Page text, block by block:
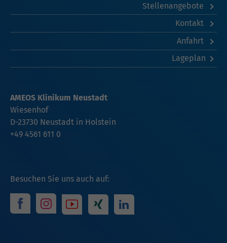
Stellenangebote
Kontakt
Anfahrt
Lageplan
Besuchen Sie uns auch auf:
AMEOS Klinikum Neustadt
Wiesenhof
D-23730 Neustadt in Holstein
+49 4561 611 0